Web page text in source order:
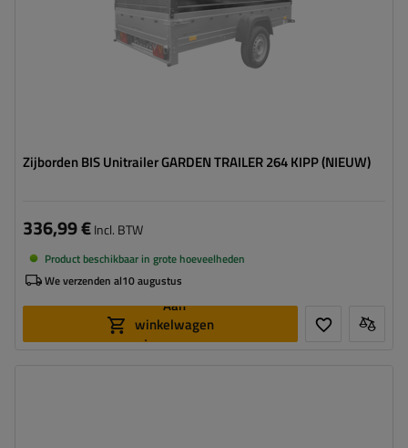
Zijborden BIS Unitrailer GARDEN TRAILER 264 KIPP (NIEUW)
336,99 €Incl. BTW
Product beschikbaar in grote hoeveelheden
We verzenden al10 augustus
Aan
winkelwagen
toevoegen